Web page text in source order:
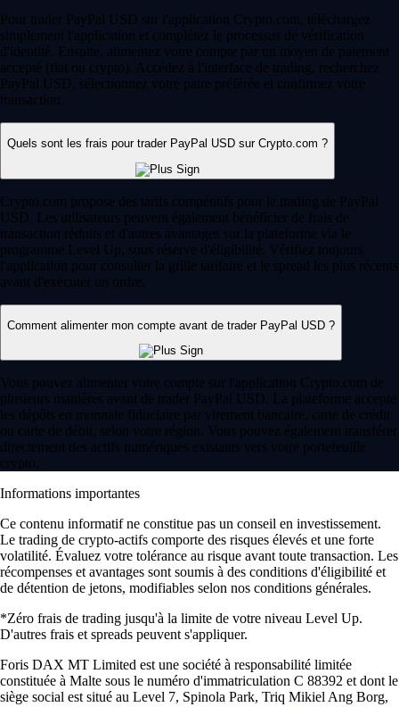
Pour trader PayPal USD sur l'application Crypto.com, téléchargez
simplement l'application et complétez le processus de vérification
d'identité. Ensuite, alimentez votre compte par un moyen de paiement
accepté (fiat ou crypto). Accédez à l'interface de trading, recherchez
PayPal USD, sélectionnez votre paire préférée et confirmez votre
transaction.
Quels sont les frais pour trader PayPal USD sur Crypto.com ?
Crypto.com propose des tarifs compétitifs pour le trading de PayPal
USD. Les utilisateurs peuvent également bénéficier de frais de
transaction réduits et d'autres avantages sur la plateforme via le
programme Level Up, sous réserve d'éligibilité. Vérifiez toujours
l'application pour consulter la grille tarifaire et le spread les plus récents
avant d'exécuter un ordre.
Comment alimenter mon compte avant de trader PayPal USD ?
Vous pouvez alimenter votre compte sur l'application Crypto.com de
plusieurs manières avant de trader PayPal USD. La plateforme accepte
les dépôts en monnaie fiduciaire par virement bancaire, carte de crédit
ou carte de débit, selon votre région. Vous pouvez également transférer
directement des actifs numériques existants vers votre portefeuille
crypto.
Informations importantes
Ce contenu informatif ne constitue pas un conseil en investissement.
Le trading de crypto-actifs comporte des risques élevés et une forte
volatilité. Évaluez votre tolérance au risque avant toute transaction. Les
récompenses et avantages sont soumis à des conditions d'éligibilité et
de détention de jetons, modifiables selon nos conditions générales.
*Zéro frais de trading jusqu'à la limite de votre niveau Level Up.
D'autres frais et spreads peuvent s'appliquer.
Foris DAX MT Limited est une société à responsabilité limitée
constituée à Malte sous le numéro d'immatriculation C 88392 et dont le
siège social est situé au Level 7, Spinola Park, Triq Mikiel Ang Borg,